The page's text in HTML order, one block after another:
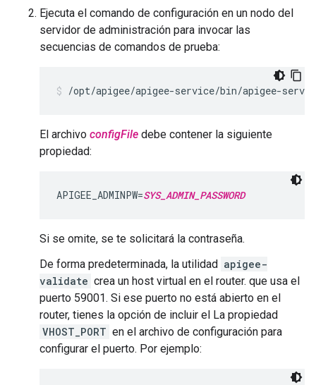
Ejecuta el comando de configuración en un nodo del
servidor de administración para invocar las
secuencias de comandos de prueba:
/opt/apigee/apigee-service/bin/apigee-
El archivo configFile debe contener la siguiente
propiedad:
APIGEE_ADMINPW=SYS_ADMIN_PASSWORD
Si se omite, se te solicitará la contraseña.
De forma predeterminada, la utilidad apigee-
validate crea un host virtual en el router. que usa el
puerto 59001. Si ese puerto no está abierto en el
router, tienes la opción de incluir el La propiedad
VHOST_PORT en el archivo de configuración para
configurar el puerto. Por ejemplo: